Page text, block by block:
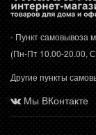
- Пункт самовывоза
(Пн-Пт 10.00-20.00,
Другие пункты
Мы ВКонтакте